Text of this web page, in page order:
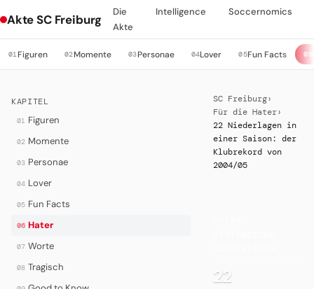
Akte SC Freiburg
Die
Akte
Intelligence Soccernomics
01Figuren 02Momente 03Personae 04Lover 05Fun Facts 06
KAPITEL
01 Figuren
02 Momente
03 Personae
04 Lover
05 Fun Facts
06 Hater
07 Worte
08 Tragisch
SC Freiburg›
Für die Hater›
22 Niederlagen in
einer Saison: der
Klubrekord von
2004/05
22